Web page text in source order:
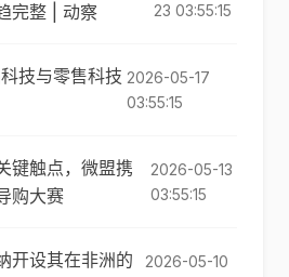
完整 | 动察
23 03:55:15
技与零售科技 2026-05-17
03:55:15
键触点，微盟携
购大赛
2026-05-13
03:55:15
开设其在非洲的
2026-05-10